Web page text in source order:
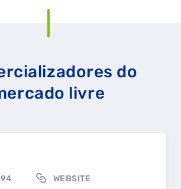
do
livre
WEBSITE